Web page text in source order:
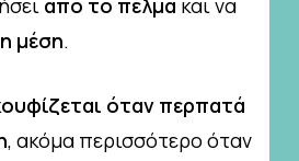
από το πέλμα και να
μέση.
όταν περπατά
, ακόμα περισσότερο όταν